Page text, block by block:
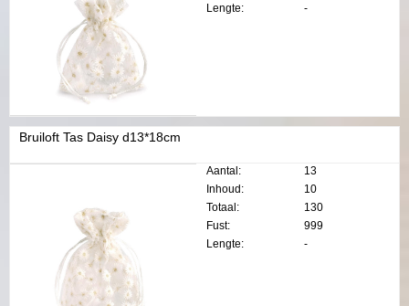
Lengte:
-
Bruiloft Tas Daisy d13*18cm
Aantal:
13
Inhoud:
10
Totaal:
130
Fust:
999
Lengte:
-